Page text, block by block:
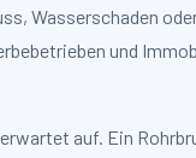
Wasserschaden
und
auf. Ein